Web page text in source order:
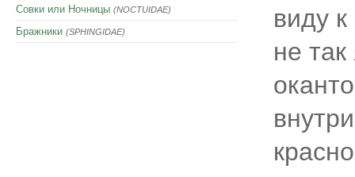
Совки или Ночницы (NOCTUIDAE)
Бражники (SPHINGIDAE)
виду
не